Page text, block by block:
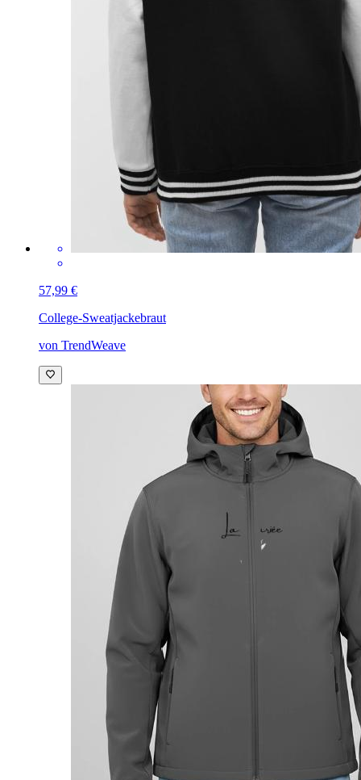
57,99 €
College-Sweatjackebraut
von TrendWeave